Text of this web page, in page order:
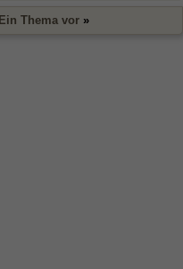
Ein Thema vor »